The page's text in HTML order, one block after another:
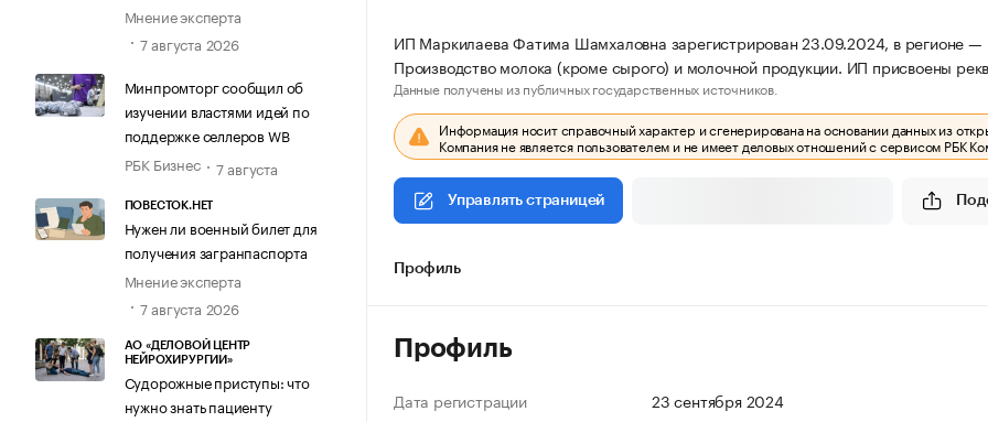
Мнение эксперта
7 августа 2026
Минпромторг сообщил об
изучении властями идей по
поддержке селлеров WB
РБК Бизнес
7 августа
ПОВЕСТОК.НЕТ
Нужен ли военный билет для
получения загранпаспорта
Мнение эксперта
7 августа 2026
АО «ДЕЛОВОЙ ЦЕНТР
НЕЙРОХИРУРГИИ»
Судорожные приступы: что
нужно знать пациенту
ИП Маркилаева Фатима Шамхаловна зарегистрирован 23.09.2024, в регионе —
Производство молока (кроме сырого) и молочной продукции. ИП присвоены
Данные получены из публичных государственных источников.
Информация носит справочный характер и сгенерирована на основании данных из
Компания не является пользователем и не имеет деловых отношений с сервисом РБК
Управлять страницей
Профиль
Профиль
Дата регистрации
23 сентября 2024